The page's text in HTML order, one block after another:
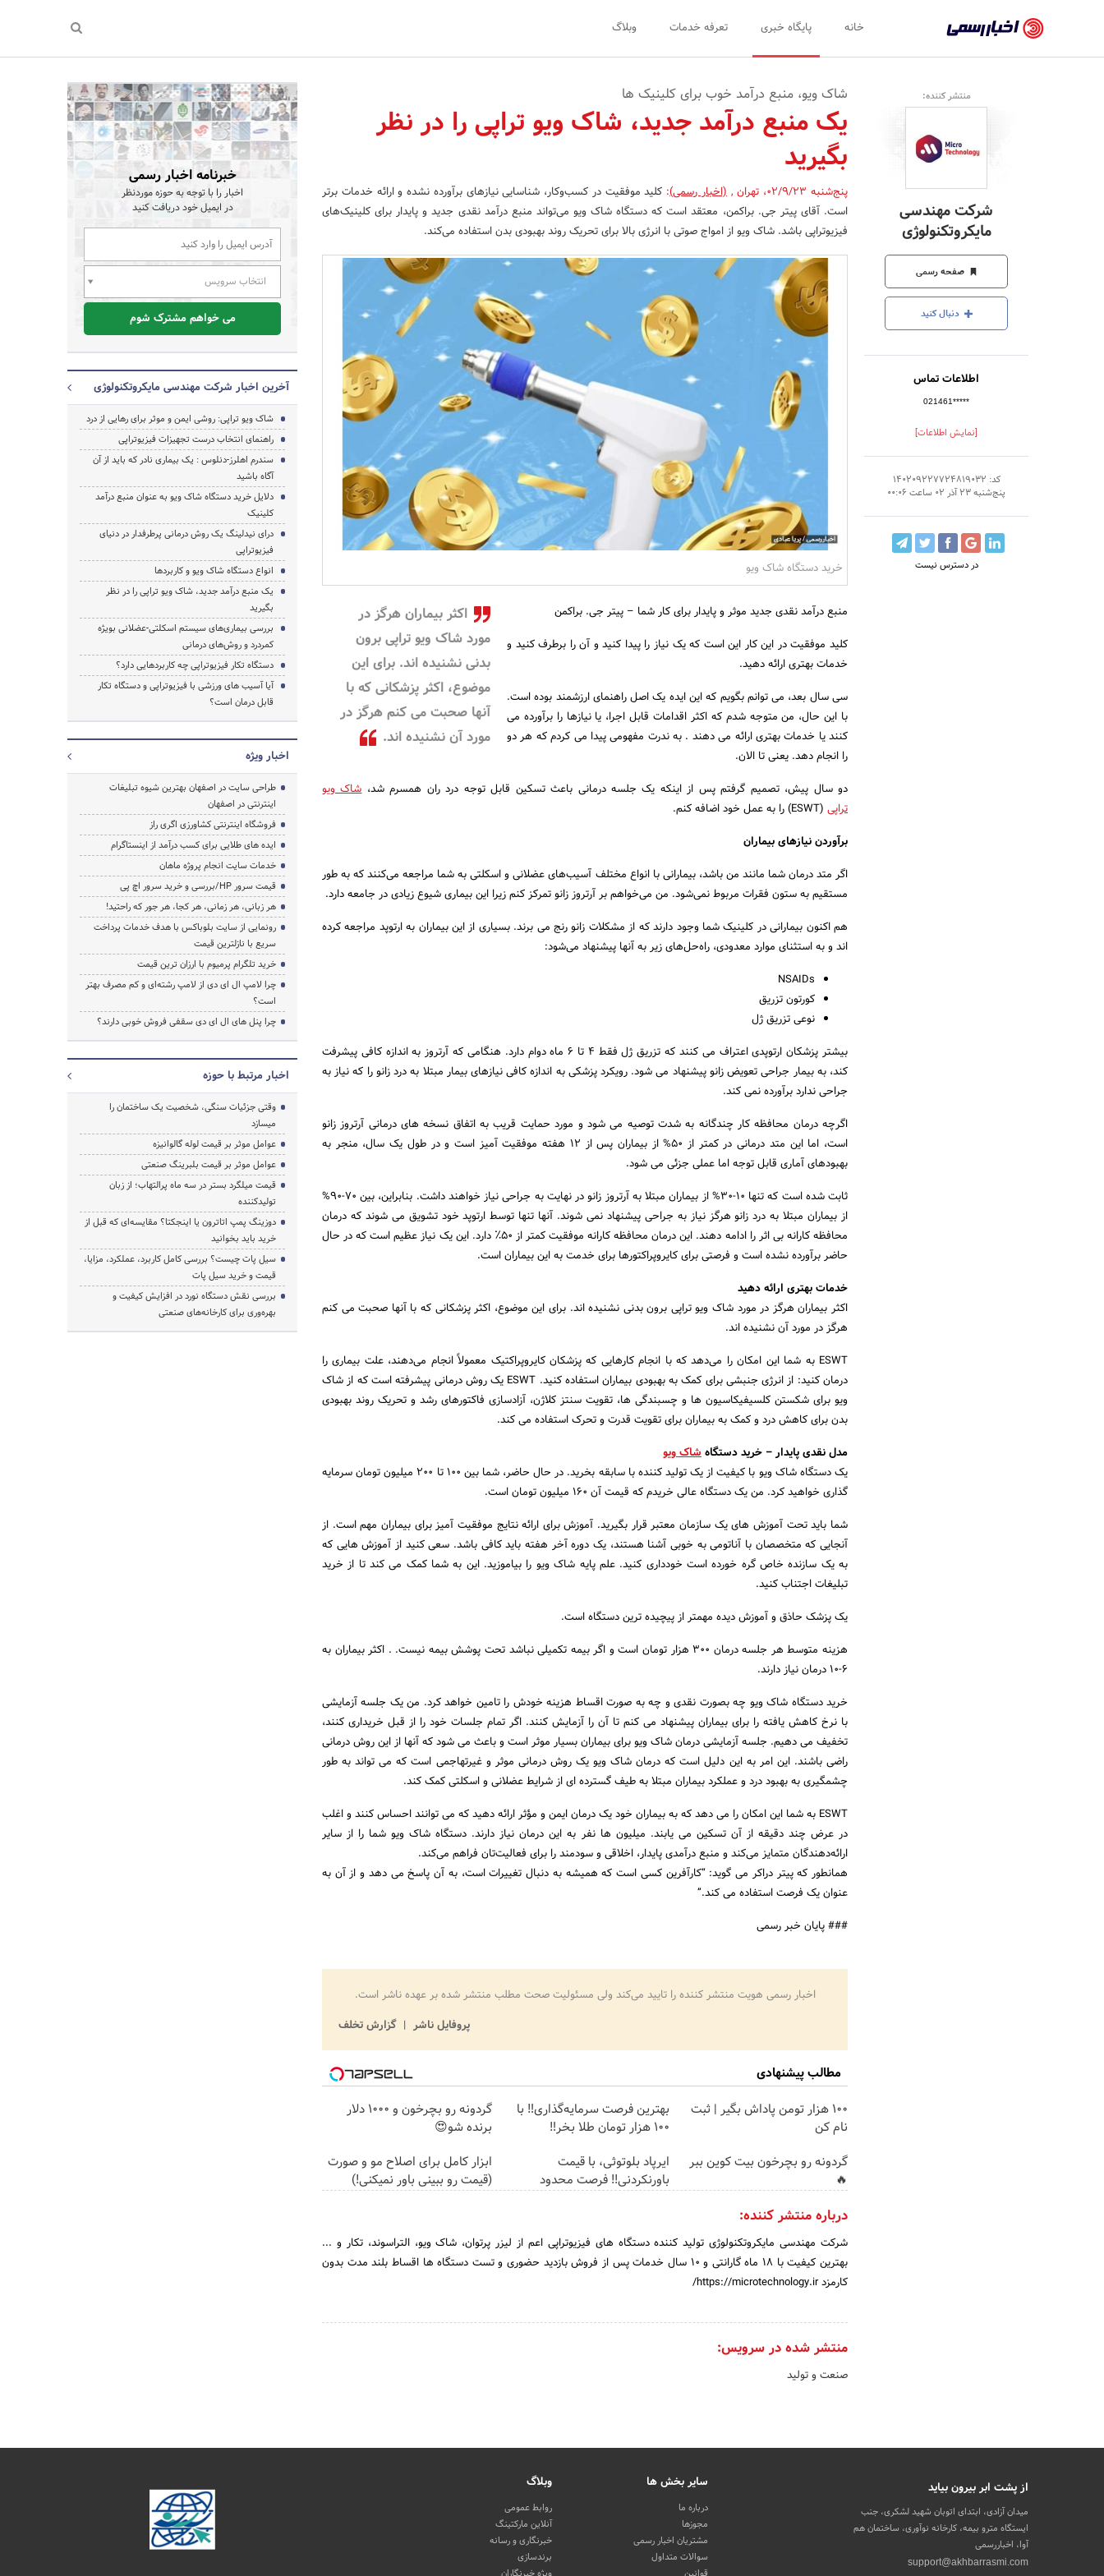
رسمی
-
اخبار
تایید
شده
شرکت‌ها،
سازمان‌ها
و
روابط
عمومی‌ها
خانه پایگاه خبری تعرفه خدمات وبلاگ
منتشر کننده:
شرکت مهندسی
مایکروتکنولوژی
صفحه رسمی
دنبال کنید
اطلاعات تماس
021461*****
[نمایش اطلاعات]
کد: 140209227724819032
پنج‌شنبه 23 آذر 02 ساعت 00:06
در دسترس نیست
شاک ویو، منبع درآمد خوب برای کلینیک ها
یک منبع درآمد جدید، شاک ویو تراپی را در نظر
بگیرید
پنج‌شنبه 02/9/23 ، تهران ,(اخبار رسمی): کلید موفقیت در کسب‌وکار، شناسایی نیازهای برآورده نشده و ارائه خدمات برتر
است. آقای پیتر جی. براکمن، معتقد است که دستگاه شاک ویو می‌تواند منبع درآمد نقدی جدید و پایدار برای کلینیک‌های
فیزیوتراپی باشد. شاک ویو از امواج صوتی با انرژی بالا برای تحریک روند بهبودی بدن استفاده می‌کند.
خرید دستگاه شاک ویو
اکثر بیماران هرگز در
مورد شاک ویو تراپی برون
بدنی نشنیده اند. برای این
موضوع، اکثر پزشکانی که با
آنها صحبت می کنم هرگز در
مورد آن نشنیده اند.
منبع درآمد نقدی جدید موثر و پایدار برای کار شما – پیتر جی. براکمن
کلید موفقیت در این کار این است که یک نیاز را پیدا کنید و آن را برطرف کنید و
خدمات بهتری ارائه دهید.
سی سال بعد، می توانم بگویم که این ایده یک اصل راهنمای ارزشمند بوده است.
با این حال، من متوجه شدم که اکثر اقدامات قابل اجرا، یا نیازها را برآورده می
کنند یا خدمات بهتری ارائه می دهند . به ندرت مفهومی پیدا می کردم که هر دو
را انجام دهد. یعنی تا الان.
دو سال پیش، تصمیم گرفتم پس از اینکه یک جلسه درمانی باعث تسکین قابل توجه درد ران همسرم شد،شاک ویو
تراپی (ESWT) را به عمل خود اضافه کنم.
برآوردن نیازهای بیماران
اگر متد درمان شما مانند من باشد، بیمارانی با انواع مختلف آسیب‌های عضلانی و اسکلتی به شما مراجعه می‌کنند که به طور
مستقیم به ستون فقرات مربوط نمی‌شود. من می‌خواهم بر آرتروز زانو تمرکز کنم زیرا این بیماری شیوع زیادی در جامعه دارد.
هم اکنون بیمارانی در کلینیک شما وجود دارند که از مشکلات زانو رنج می برند. بسیاری از این بیماران به ارتوپد مراجعه کرده
اند و به استثنای موارد معدودی، راه‌حل‌های زیر به آنها پیشنهاد می‌شود:
NSAIDs
کورتون تزریق
نوعی تزریق ژل
بیشتر پزشکان ارتوپدی اعتراف می کنند که تزریق ژل فقط 4 تا 6 ماه دوام دارد. هنگامی که آرتروز به اندازه کافی پیشرفت
کند، به بیمار جراحی تعویض زانو پیشنهاد می شود. رویکرد پزشکی به اندازه کافی نیازهای بیمار مبتلا به درد زانو را که نیاز به
جراحی ندارد برآورده نمی کند.
اگرچه درمان محافظه کار چندگانه به شدت توصیه می شود و مورد حمایت قریب به اتفاق نسخه های درمانی آرتروز زانو
است، اما این متد درمانی در کمتر از 50% از بیماران پس از 12 هفته موفقیت آمیز است و در طول یک سال، منجر به
بهبودهای آماری قابل توجه اما عملی جزئی می شود.
ثابت شده است که تنها 10-30% از بیماران مبتلا به آرتروز زانو در نهایت به جراحی نیاز خواهند داشت. بنابراین، بین 70-90%
از بیماران مبتلا به درد زانو هرگز نیاز به جراحی پیشنهاد نمی شوند. آنها تنها توسط ارتوپد خود تشویق می شوند که درمان
محافظه کارانه بی اثر را ادامه دهند. این درمان محافظه کارانه موفقیت کمتر از 50٪ دارد. این یک نیاز عظیم است که در حال
حاضر برآورده نشده است و فرصتی برای کایروپراکتورها برای خدمت به این بیماران است.
خدمات بهتری ارائه دهید
اکثر بیماران هرگز در مورد شاک ویو تراپی برون بدنی نشنیده اند. برای این موضوع، اکثر پزشکانی که با آنها صحبت می کنم
هرگز در مورد آن نشنیده اند.
ESWT به شما این امکان را می‌دهد که با انجام کارهایی که پزشکان کایروپراکتیک معمولاً انجام می‌دهند، علت بیماری را
درمان کنید: از انرژی جنبشی برای کمک به بهبودی بیماران استفاده کنید. ESWT یک روش درمانی پیشرفته است که از شاک
ویو برای شکستن کلسیفیکاسیون ها و چسبندگی ها، تقویت سنتز کلاژن، آزادسازی فاکتورهای رشد و تحریک روند بهبودی
بدن برای کاهش درد و کمک به بیماران برای تقویت قدرت و تحرک استفاده می کند.
مدل نقدی پایدار – خرید دستگاهشاک ویو
یک دستگاه شاک ویو با کیفیت از یک تولید کننده با سابقه بخرید. در حال حاضر، شما بین 100 تا 200 میلیون تومان سرمایه
گذاری خواهید کرد. من یک دستگاه عالی خریدم که قیمت آن 160 میلیون تومان است.
شما باید تحت آموزش های یک سازمان معتبر قرار بگیرید. آموزش برای ارائه نتایج موفقیت آمیز برای بیماران مهم است. از
آنجایی که متخصصان با آناتومی به خوبی آشنا هستند، یک دوره آخر هفته باید کافی باشد. سعی کنید از آموزش هایی که
به یک سازنده خاص گره خورده است خودداری کنید. علم پایه شاک ویو را بیاموزید. این به شما کمک می کند تا از خرید
تبلیغات اجتناب کنید.
یک پزشک حاذق و آموزش دیده مهمتر از پیچیده ترین دستگاه است.
هزینه متوسط هر جلسه درمان 300 هزار تومان است و اگر بیمه تکمیلی نباشد تحت پوشش بیمه نیست. . اکثر بیماران به
6-10 درمان نیاز دارند.
خرید دستگاه شاک ویو چه بصورت نقدی و چه به صورت اقساط هزینه خودش را تامین خواهد کرد. من یک جلسه آزمایشی
با نرخ کاهش یافته را برای بیماران پیشنهاد می کنم تا آن را آزمایش کنند. اگر تمام جلسات خود را از قبل خریداری کنند،
تخفیف می دهیم. جلسه آزمایشی درمان شاک ویو برای بیماران بسیار موثر است و باعث می شود که آنها از این روش درمانی
راضی باشند. این امر به این دلیل است که درمان شاک ویو یک روش درمانی موثر و غیرتهاجمی است که می تواند به طور
چشمگیری به بهبود درد و عملکرد بیماران مبتلا به طیف گسترده ای از شرایط عضلانی و اسکلتی کمک کند.
ESWT به شما این امکان را می دهد که به بیماران خود یک درمان ایمن و مؤثر ارائه دهید که می توانند احساس کنند و اغلب
در عرض چند دقیقه از آن تسکین می یابند. میلیون ها نفر به این درمان نیاز دارند. دستگاه شاک ویو شما را از سایر
ارائه‌دهندگان متمایز می‌کند و منبع درآمدی پایدار، اخلاقی و سودمند را برای فعالیت‌تان فراهم می‌کند.
همانطور که پیتر دراکر می گوید: “کارآفرین کسی است که همیشه به دنبال تغییرات است، به آن پاسخ می دهد و از آن به
عنوان یک فرصت استفاده می کند.”
### پایان خبر رسمی
اخبار رسمی هویت منتشر کننده را تایید می‌کند ولی مسئولیت صحت مطلب منتشر شده بر عهده ناشر است.
پروفایل ناشر
گزارش تخلف
مطالب پیشنهادی
100 هزار تومن پاداش بگیر | ثبت
نام کن
بهترین فرصت سرمایه‌گذاری‼️ با
100 هزار تومان طلا بخر‼️
گردونه رو بچرخون و 1000 دلار
برنده شو😍
گردونه رو بچرخون بیت کوین ببر
🔥
ایرپاد بلوتوثی، با قیمت
باورنکردنی!! فرصت محدود
ابزار کامل برای اصلاح مو و صورت
(قیمت رو ببینی باور نمیکنی!)
درباره منتشر کننده:
شرکت مهندسی مایکروتکنولوژی تولید کننده دستگاه های فیزیوتراپی اعم از لیزر پرتوان، شاک ویو، التراسوند، تکار و ...
بهترین کیفیت با 18 ماه گارانتی و 10 سال خدمات پس از فروش بازدید حضوری و تست دستگاه ها اقساط بلند مدت بدون
کارمزد https://microtechnology.ir/
منتشر شده در سرویس:
صنعت و تولید
خبرنامه اخبار رسمی
اخبار را با توجه به حوزه موردنظر
در ایمیل خود دریافت کنید
انتخاب سرویس
می خواهم مشترک شوم
آخرین اخبار شرکت مهندسی مایکروتکنولوژی
شاک ویو تراپی: روشی ایمن و موثر برای رهایی از درد
راهنمای انتخاب درست تجهیزات فیزیوتراپی
سندرم اهلرز-دنلوس : یک بیماری نادر که باید از آن
آگاه باشید
دلایل خرید دستگاه شاک‌ ویو به عنوان منبع درآمد
کلینیک
درای نیدلینگ یک روش درمانی پرطرفدار در دنیای
فیزیوتراپی
انواع دستگاه شاک ویو و کاربردها
یک منبع درآمد جدید، شاک ویو تراپی را در نظر
بگیرید
بررسی بیماری‌های سیستم اسکلتی-عضلانی بویژه
کمردرد و روش‌های درمانی
دستگاه تکار فیزیوتراپی چه کاربردهایی دارد؟
آیا آسیب های ورزشی با فیزیوتراپی و دستگاه تکار
قابل درمان است؟
اخبار ویژه
طراحی سایت در اصفهان بهترین شیوه تبلیغات
اینترنتی در اصفهان
فروشگاه اینترنتی کشاورزی اگری راز
ایده های طلایی برای کسب درآمد از اینستاگرام
خدمات سایت انجام پروژه ماهان
قیمت سرور HP/بررسی و خرید سرور اچ پی
هر زبانی، هر زمانی، هر کجا، هر جور که راحتید!
رونمایی از سایت بلوباکس با هدف خدمات پرداخت
سریع با نازلترین قیمت
خرید تلگرام پرمیوم با ارزان ترین قیمت
چرا لامپ ال ای دی از لامپ رشته‌ای و کم مصرف بهتر
است؟
چرا پنل های ال ای دی سقفی فروش خوبی دارند؟
اخبار مرتبط با حوزه
وقتی جزئیات سنگی، شخصیت یک ساختمان را
میسازد
عوامل موثر بر قیمت لوله گالوانیزه
عوامل موثر بر قیمت بلبرینگ صنعتی
قیمت میلگرد بستر در سه ماه پرالتهاب؛ از زبان
تولیدکننده
دوزینگ پمپ اتاترون یا اینجکتا؟ مقایسه‌ای که قبل از
خرید باید بخوانید
سیل پات چیست؟ بررسی کامل کاربرد، عملکرد، مزایا،
قیمت و خرید سیل پات
بررسی نقش دستگاه نورد در افزایش کیفیت و
بهره‌وری برای کارخانه‌های صنعتی
از پشت ابر بیرون بیاید
میدان آزادی، ابتدای اتوبان شهید لشکری، جنب
ایستگاه مترو بیمه، کارخانه نوآوری، ساختمان هم
آوا، اخباررسمی
support@akhbarrasmi.com
سایر بخش ها
درباره ما
مجوزها
مشتریان اخبار رسمی
سوالات متداول
وبلاگ
روابط عمومی
آنلاین مارکتینگ
خبرنگاری و رسانه
برندسازی